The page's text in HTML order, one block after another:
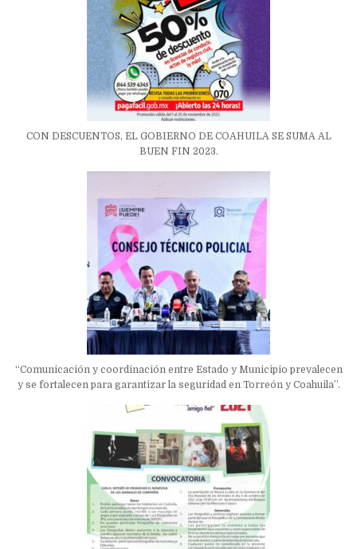
CON DESCUENTOS, EL GOBIERNO DE COAHUILA SE SUMA AL
BUEN FIN 2023.
“Comunicación y coordinación entre Estado y Municipio prevalecen
y se fortalecen para garantizar la seguridad en Torreón y Coahuila”.